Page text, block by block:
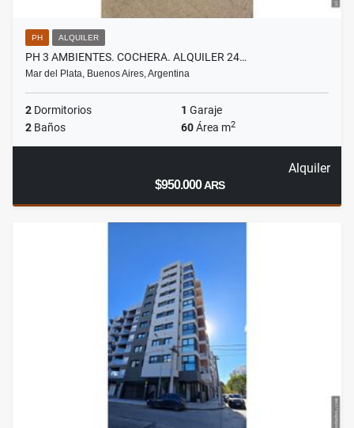
PH ALQUILER
PH 3 AMBIENTES. COCHERA. ALQUILER 24…
Mar del Plata, Buenos Aires, Argentina
2 Dormitorios 1 Garaje
2 Baños 60Área m2
Alquiler
$950.000ARS